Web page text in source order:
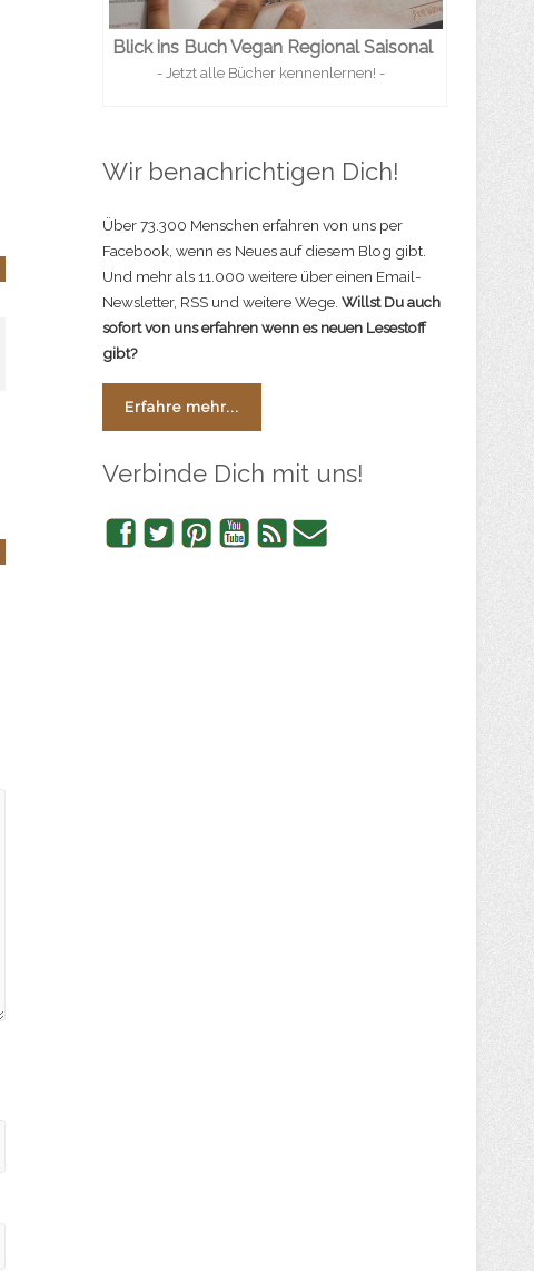
Blick ins Buch Vegan Regional Saisonal
- Jetzt alle Bücher kennenlernen! -
Wir benachrichtigen Dich!
Über 73.300 Menschen erfahren von uns per
Facebook, wenn es Neues auf diesem Blog gibt.
Und mehr als 11.000 weitere über einen Email-
Newsletter, RSS und weitere Wege. Willst Du auch
sofort von uns erfahren wenn es neuen Lesestoff
gibt?
Erfahre mehr...
Verbinde Dich mit uns!
Facebook
TwitterPinterestYouTubeRSS